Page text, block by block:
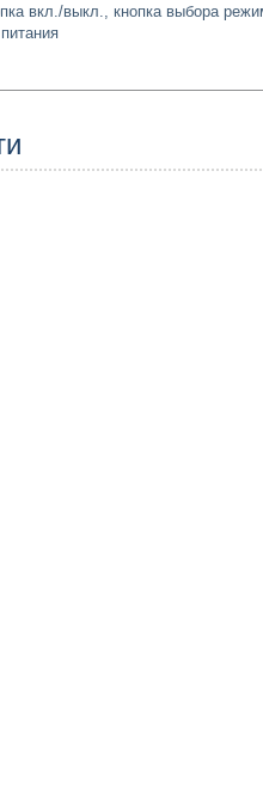
вкл./выкл., кнопка выбора